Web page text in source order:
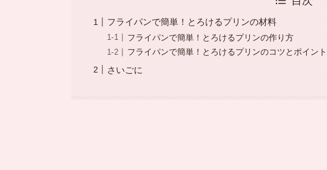
フライパンで簡単！とろけるプリンの材料
フライパンで簡単！とろけるプリンの作り方
フライパンで簡単！とろけるプリンのコツとポイント
さいごに